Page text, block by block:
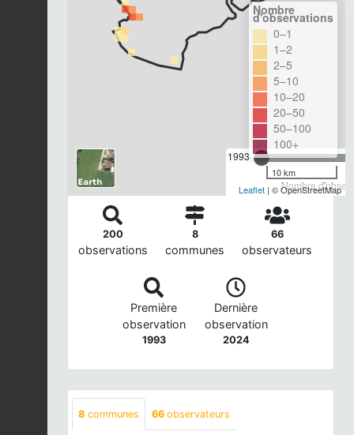
1993
Nombre
Nombre
d'observations
0–1
1–2
2–5
5–10
10–20
20–50
50–100
100+
10 km
Leaflet | © OpenStreetMap
200
observations
8
communes
66
observateurs
Première
observation
1993
Dernière
observation
2024
8 communes 66 observateurs